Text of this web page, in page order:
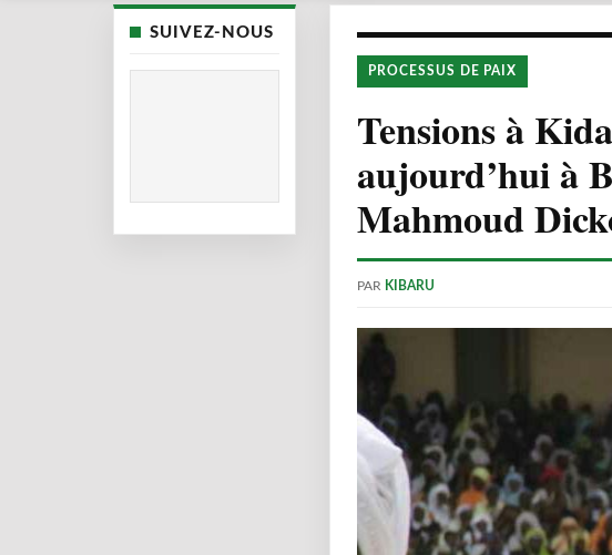
SUIVEZ-NOUS
PROCESSUS DE PAIX
Tensions à
aujourd’hui à
Mahmoud
PAR KIBARU